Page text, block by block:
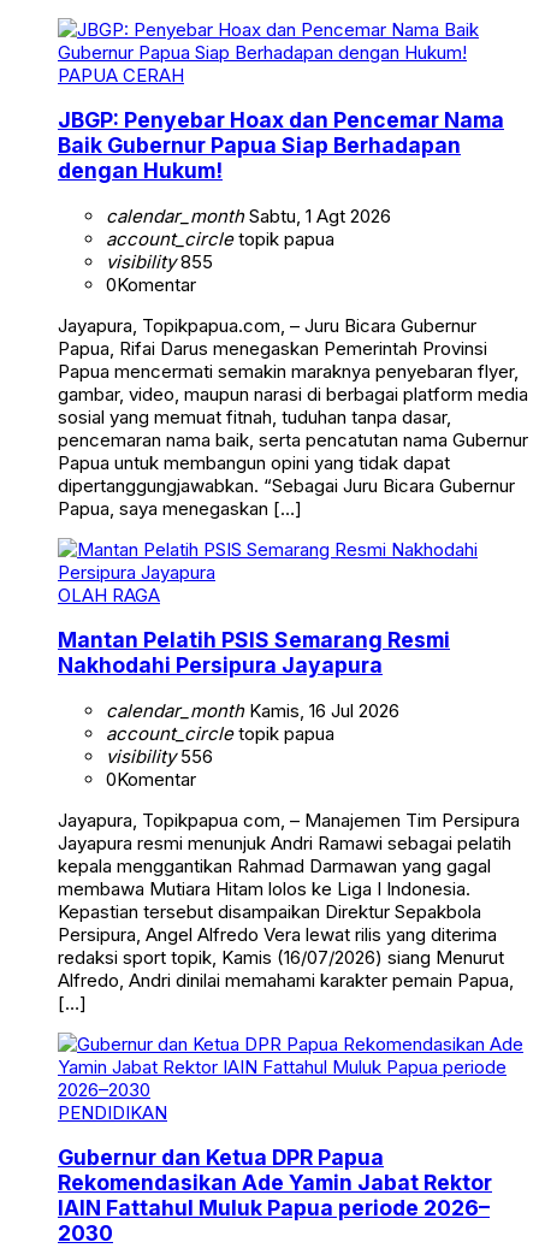
PAPUA CERAH
JBGP: Penyebar Hoax dan Pencemar Nama
Baik Gubernur Papua Siap Berhadapan
dengan Hukum!
calendar_monthSabtu, 1 Agt 2026
account_circletopik papua
visibility855
0Komentar
Jayapura, Topikpapua.com, – Juru Bicara Gubernur
Papua, Rifai Darus menegaskan Pemerintah Provinsi
Papua mencermati semakin maraknya penyebaran flyer,
gambar, video, maupun narasi di berbagai platform media
sosial yang memuat fitnah, tuduhan tanpa dasar,
pencemaran nama baik, serta pencatutan nama Gubernur
Papua untuk membangun opini yang tidak dapat
dipertanggungjawabkan. “Sebagai Juru Bicara Gubernur
Papua, saya menegaskan […]
OLAH RAGA
Mantan Pelatih PSIS Semarang Resmi
Nakhodahi Persipura Jayapura
calendar_monthKamis, 16 Jul 2026
account_circletopik papua
visibility556
0Komentar
Jayapura, Topikpapua com, – Manajemen Tim Persipura
Jayapura resmi menunjuk Andri Ramawi sebagai pelatih
kepala menggantikan Rahmad Darmawan yang gagal
membawa Mutiara Hitam lolos ke Liga I Indonesia.
Kepastian tersebut disampaikan Direktur Sepakbola
Persipura, Angel Alfredo Vera lewat rilis yang diterima
redaksi sport topik, Kamis (16/07/2026) siang Menurut
Alfredo, Andri dinilai memahami karakter pemain Papua,
[…]
PENDIDIKAN
Gubernur dan Ketua DPR Papua
Rekomendasikan Ade Yamin Jabat Rektor
IAIN Fattahul Muluk Papua periode 2026–
2030